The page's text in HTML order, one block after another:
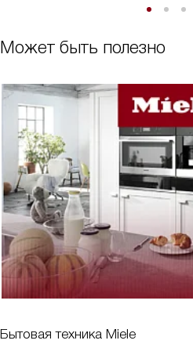
Может быть полезно
Бытовая техника Miele